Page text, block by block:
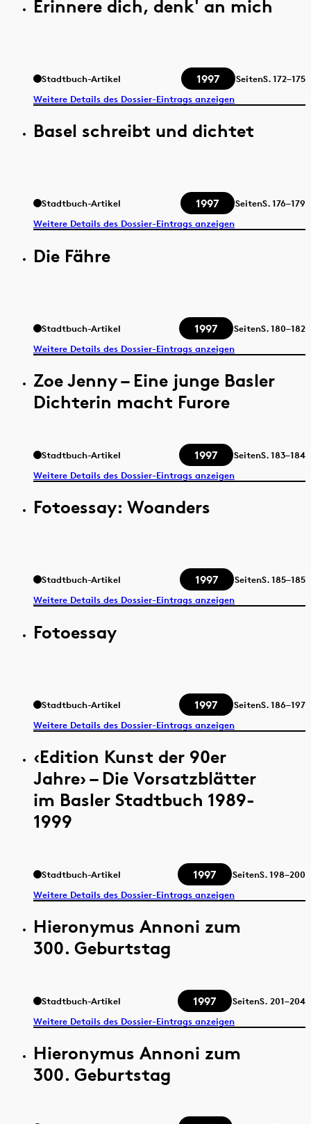
Erinnere dich, denk' an mich
Stadtbuch-Artikel 1997 SeitenS.172–175
Weitere Details des Dossier-Eintrags anzeigen
Basel schreibt und dichtet
Stadtbuch-Artikel 1997 SeitenS.176–179
Weitere Details des Dossier-Eintrags anzeigen
Die Fähre
Stadtbuch-Artikel 1997 SeitenS.180–182
Weitere Details des Dossier-Eintrags anzeigen
Zoe Jenny – Eine junge Basler
Dichterin macht Furore
Stadtbuch-Artikel 1997 SeitenS.183–184
Weitere Details des Dossier-Eintrags anzeigen
Fotoessay: Woanders
Stadtbuch-Artikel 1997 SeitenS.185–185
Weitere Details des Dossier-Eintrags anzeigen
Fotoessay
Stadtbuch-Artikel 1997 SeitenS.186–197
Weitere Details des Dossier-Eintrags anzeigen
‹Edition Kunst der 90er
Jahre› – Die Vorsatzblätter
im Basler Stadtbuch 1989-
1999
Stadtbuch-Artikel 1997 SeitenS.198–200
Weitere Details des Dossier-Eintrags anzeigen
Hieronymus Annoni zum
300. Geburtstag
Stadtbuch-Artikel 1997 SeitenS. 201–204
Weitere Details des Dossier-Eintrags anzeigen
Hieronymus Annoni zum
300. Geburtstag